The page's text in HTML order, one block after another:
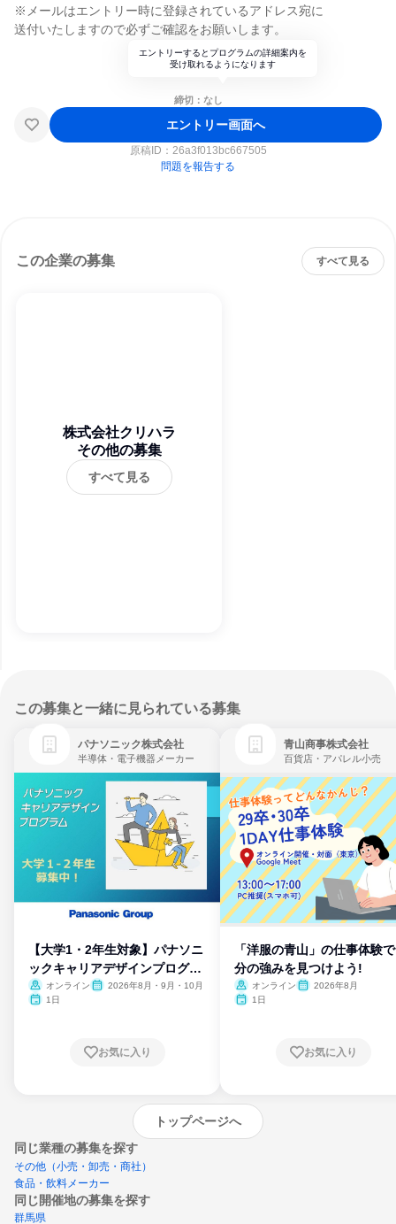
※メールはエントリー時に登録されているアドレス宛に
送付いたしますので必ずご確認をお願いします。
エントリーするとプログラムの詳細案内を
受け取れるようになります
締切：なし
エントリー画面へ
原稿ID： 26a3f013bc667505
問題を報告する
この企業の募集 すべて見る
株式会社クリハラ
その他の募集
すべて見る
この募集と一緒に見られている募集
パナソニック株式会社
半導体・電子機器メーカー
【大学1・2年生対象】パナソニ
ックキャリアデザインプログラ
ム
オンライン
2026年8月・9月・10月
1日
お気に入り
青山商事株式会社
百貨店・アパレル小売
「洋服の青山」の仕事体験
分の強みを見つけよう!
オンライン
2026年8月
1日
お気に入り
トップページへ
同じ業種の募集を探す
その他（小売・卸売・商社）
食品・飲料メーカー
同じ開催地の募集を探す
群馬県